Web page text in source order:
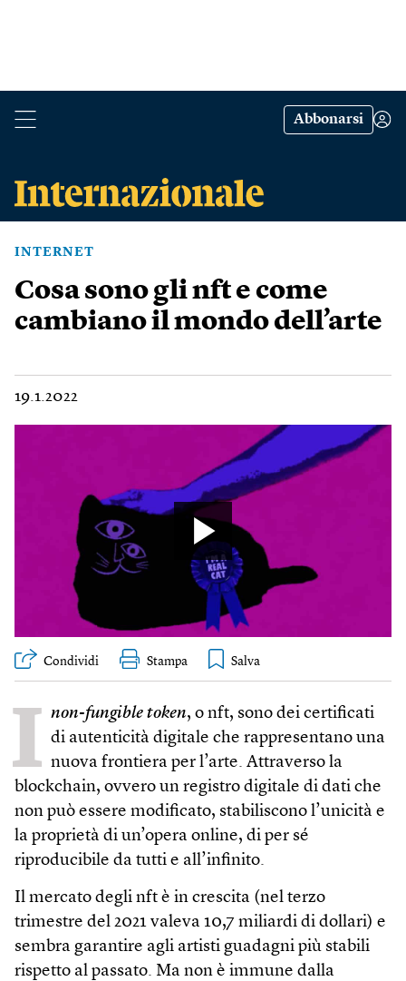
Abbonarsi
INTERNET
Cosa sono gli nft e come
cambiano il mondo dell’arte
19.1.2022
Condividi Stampa
I non-fungible token, o nft, sono dei certificati
di autenticità digitale che rappresentano una
nuova frontiera per l’arte. Attraverso la
blockchain, ovvero un registro digitale di dati che
non può essere modificato, stabiliscono l’unicità e
la proprietà di un’opera online, di per sé
riproducibile da tutti e all’infinito.
Il mercato degli nft è in crescita (nel terzo
trimestre del 2021 valeva 10,7 miliardi di dollari) e
sembra garantire agli artisti guadagni più stabili
rispetto al passato. Ma non è immune dalla